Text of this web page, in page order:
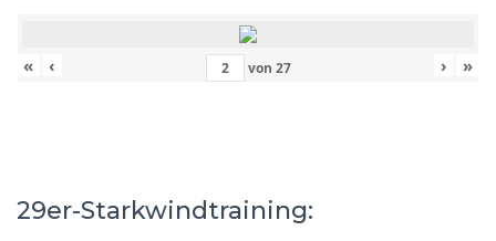
« ‹ von 27 › »
29er-Starkwindtraining: